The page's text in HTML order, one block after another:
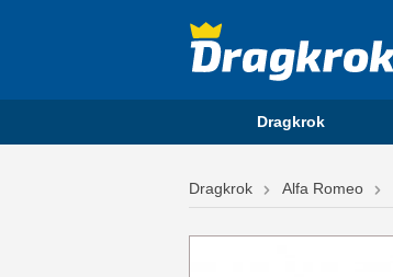
Dragkrok
Dragkrok Alfa Romeo